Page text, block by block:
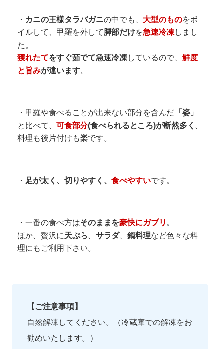
・ カニの王様タラバガニの中でも、 大型のものをボ
イルして、甲羅を外して脚部だけを急速冷凍しまし
た。
獲れたてをすぐ茹でて急速冷凍しているので、 鮮度
と旨みが違います。
・甲羅や食べることが出来ない部分を含んだ 「姿」
と比べて、 可食部分(食べられるところ)が断然多く
料理も後片付けも楽です。
・ 足が太く、切りやすく、 食べやすいです。
・一番の食べ方はそのままを豪快にガブリ 。
ほか、贅沢に天ぷら サラダ、 鍋料理など色々な料
理にもご利用下さい。
【ご注意事項】
自然解凍してください。（冷蔵庫での解凍をお
勧めいたします。）